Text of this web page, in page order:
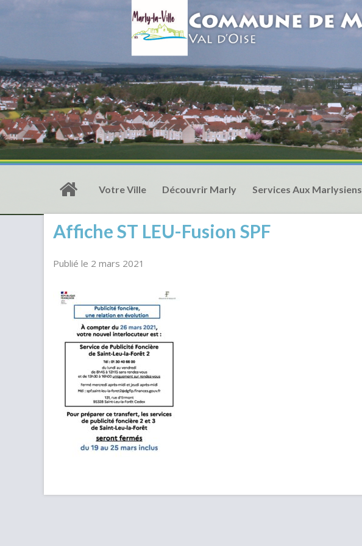
Votre Ville Découvrir Marly Services Aux Marlysiens
Affiche ST LEU-Fusion SPF
Publié le 2 mars 2021